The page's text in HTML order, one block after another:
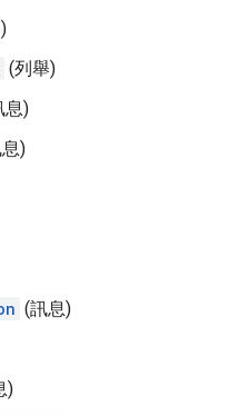
(列舉)
息)
)
(訊息)
)